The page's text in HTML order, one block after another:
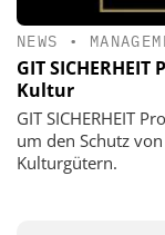
NEWS •
GIT
Kultur
GIT SICHERHEIT
um den Schutz
Kulturgütern.